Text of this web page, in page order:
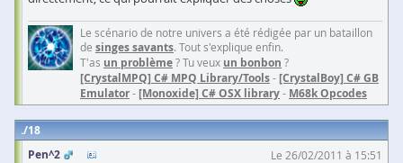
Le scénario de notre univers a été rédigée par un bataillon
de singes savants. Tout s'explique enfin.
T'as un problème? Tu veux un bonbon ?
[CrystalMPQ] C# MPQ Library/Tools- [CrystalBoy] C# GB
Emulator- [Monoxide] C# OSX library- M68k Opcodes
18
Pen^2
Le 26/02/2011 à 15:51